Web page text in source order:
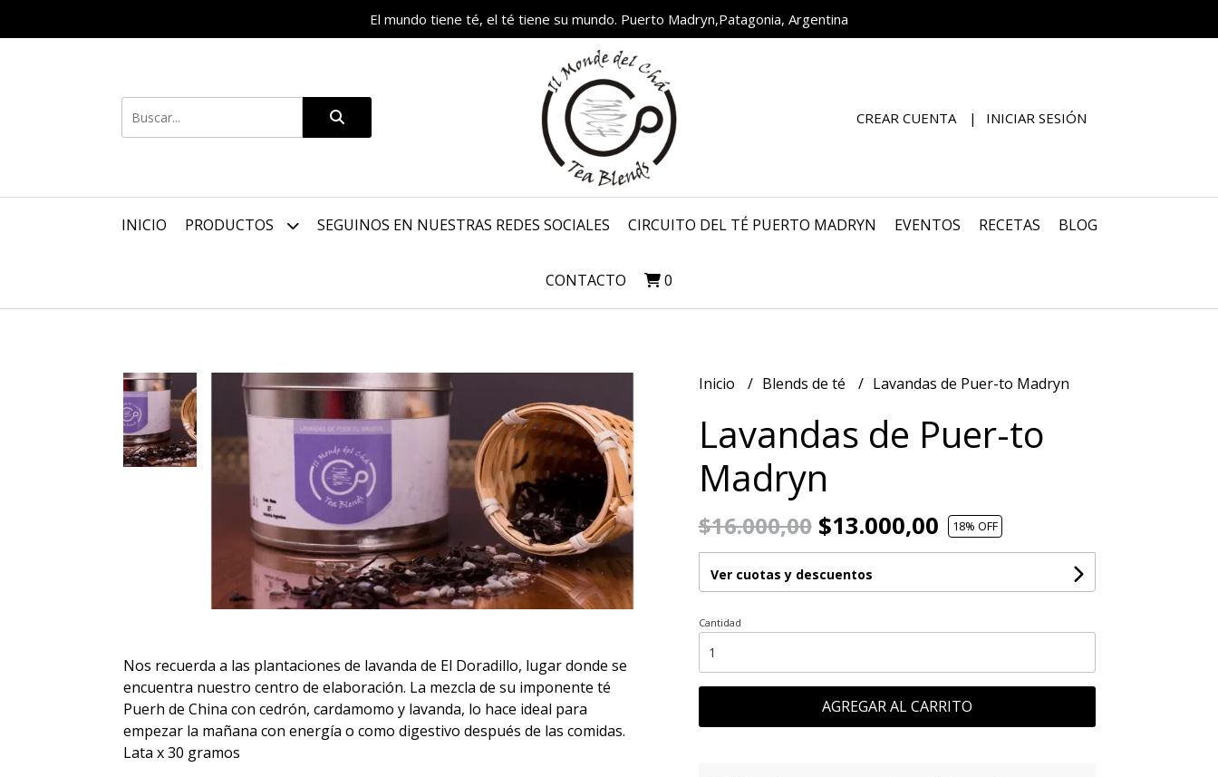
El mundo tiene té, el té tiene su mundo. Puerto Madryn,Patagonia, Argentina
CREAR CUENTA INICIAR SESIÓN
INICIO PRODUCTOS SEGUINOS EN NUESTRAS REDES SOCIALES CIRCUITO DEL TÉ PUERTO MADRYN EVENTOS RECETAS BLOG
CONTACTO 0
Nos recuerda a las plantaciones de lavanda de El Doradillo, lugar donde se
encuentra nuestro centro de elaboración. La mezcla de su imponente té
Puerh de China con cedrón, cardamomo y lavanda, lo hace ideal para
empezar la mañana con energía o como digestivo después de las comidas.
Lata x 30 gramos
Inicio Blends de té Lavandas de Puer-to Madryn
Lavandas de Puer-to
Madryn
$16.000,00$13.000,00 18% OFF
Ver cuotas y descuentos
Cantidad
AGREGAR AL CARRITO